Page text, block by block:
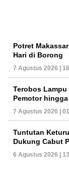
Potret
Hari di Borong
7 Agustus 2026 |
Terobos Lampu
Pemotor
7 Agustus 2026 |
Tuntutan
Dukung Cabut
6 Agustus 2026 |